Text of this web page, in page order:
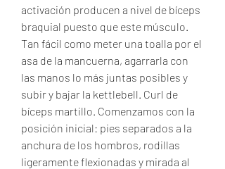
activación producen a nivel de bíceps
braquial puesto que este músculo.
Tan fácil como meter una toalla por el
asa de la mancuerna, agarrarla con
las manos lo más juntas posibles y
subir y bajar la kettlebell. Curl de
bíceps martillo. Comenzamos con la
posición inicial: pies separados a la
anchura de los hombros, rodillas
ligeramente flexionadas y mirada al